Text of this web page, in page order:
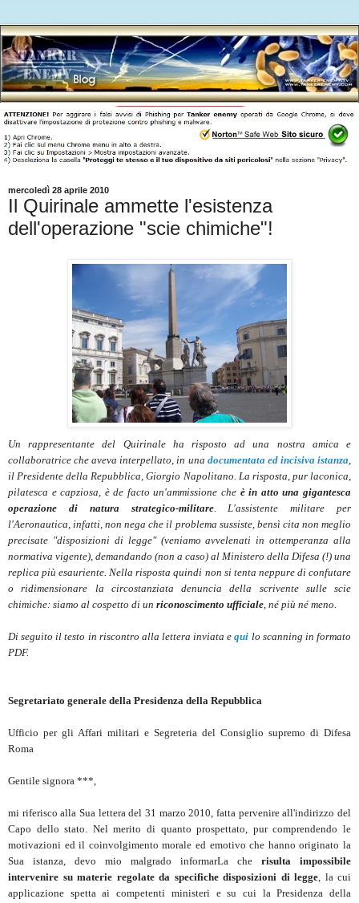
mercoledì 28 aprile 2010
Il Quirinale ammette l'esistenza
dell'operazione "scie chimiche"!
Un rappresentante del Quirinale ha risposto ad una nostra amica e
collaboratrice che aveva interpellato, in una documentata ed incisiva istanza
il Presidente della Repubblica, Giorgio Napolitano. La risposta, pur laconica,
pilatesca e capziosa, è de facto un'ammissione che è in atto una gigantesca
operazione di natura strategico-militare. L'assistente militare per
l'Aeronautica, infatti, non nega che il problema sussiste, bensì cita non meglio
precisate "disposizioni di legge" (veniamo avvelenati in ottemperanza alla
normativa vigente), demandando (non a caso) al Ministero della Difesa (!) una
replica più esauriente. Nella risposta quindi non si tenta neppure di confutare
o ridimensionare la circostanziata denuncia della scrivente sulle scie
chimiche: siamo al cospetto di un riconoscimento ufficiale , né più né meno.
Di seguito il testo in riscontro alla lettera inviata equi lo scanning in formato
PDF.
Segretariato generale della Presidenza della Repubblica
Ufficio per gli Affari militari e Segreteria del Consiglio supremo di Difesa
Roma
Gentile signora ***,
mi riferisco alla Sua lettera del 31 marzo 2010, fatta pervenire all'indirizzo del
Capo dello stato. Nel merito di quanto prospettato, pur comprendendo le
motivazioni ed il coinvolgimento morale ed emotivo che hanno originato la
Sua istanza, devo mio malgrado informarLa che risulta impossibile
intervenire su materie regolate da specifiche disposizioni di legge , la cui
applicazione spetta ai competenti ministeri e su cui la Presidenza della